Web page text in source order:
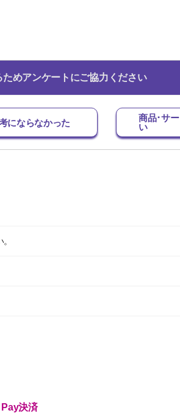
ためアンケートにご協力ください
にならなかった
商品･サ
い
決済